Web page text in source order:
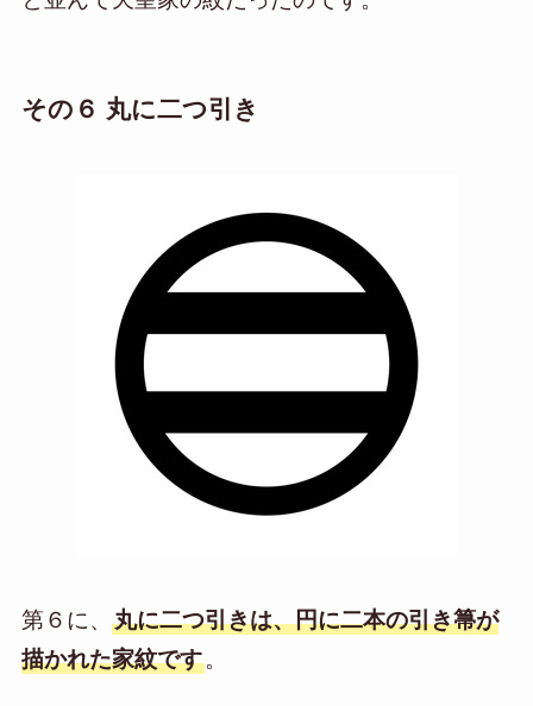
その６ 丸に二つ引き
第６に、 丸に二つ引きは、円に二本の引き箒が
描かれた家紋です。